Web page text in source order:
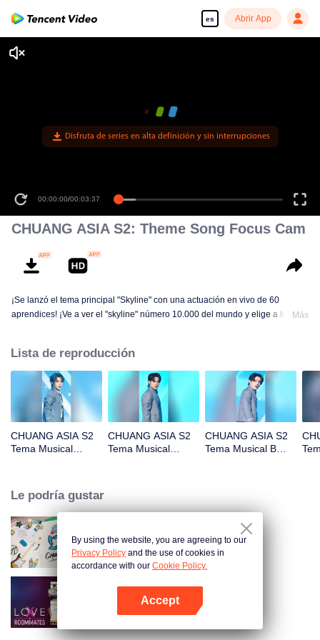
es Abrir App
Disfruta de series en alta definición y sin interrupciones
00:00:00/00:03:37
CHUANG ASIA S2: Theme Song Focus Cam
¡Se lanzó el tema principal "Skyline" con una actuación en vivo de 60
aprendices! ¡Ve a ver el "skyline" número 10.000 del mundo y elige a los
Más
Lista de reproducción
CHUANG ASIA S2
Tema Musical
CHUANG ASIA S2
Tema Musical
CHUANG ASIA S2
Tema Musical B
Le podría gustar
CHUANG ASIA S2
LOVE(X): Roommates
By using the website, you are agreeing to our
Privacy Policy and the use of cookies in
accordance with our Cookie Policy.
Accept